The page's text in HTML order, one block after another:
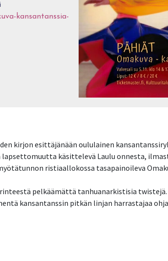
kansantanssia-
kirjon esittäjänään oululainen
käsittelevä Laulu onnesta,
ristiaallokossa tasapainoileva
pelkäämättä tanhuanarkistisia
kansantanssin pitkän linjan harrastajaa